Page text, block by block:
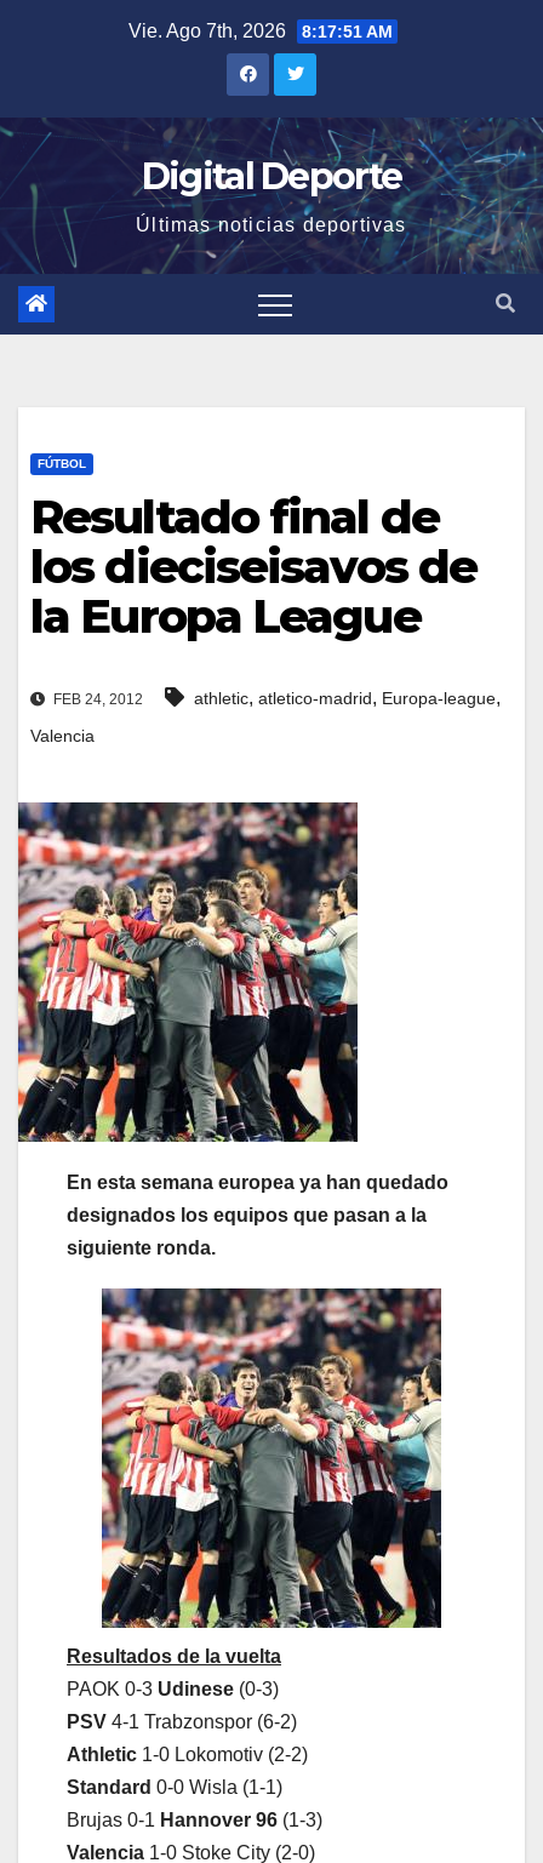
Vie. Ago 7th, 2026 8:17:52 AM
Digital Deporte
Últimas noticias deportivas
FÚTBOL
Resultado final de
los dieciseisavos de
la Europa League
FEB 24, 2012 athletic, atletico-madrid, Europa-league,
Valencia
En esta semana europea ya han quedado
designados los equipos que pasan a la
siguiente ronda.
Resultados de la vuelta
PAOK 0-3 Udinese (0-3)
PSV 4-1 Trabzonspor (6-2)
Athletic 1-0 Lokomotiv (2-2)
Standard 0-0 Wisla (1-1)
Brujas 0-1 Hannover 96 (1-3)
Valencia 1-0 Stoke City (2-0)